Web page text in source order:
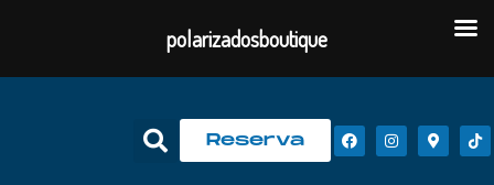
Reserva
polarizadosboutique